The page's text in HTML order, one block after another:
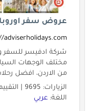
عروض سفر اوروبا
adviserholidays.com
شركة ادفيسر للسفر
مختلف الوجهات
من الاردن، افضل
الزيارات: 9695 | التقييم: 0 | المقيّمين: 0 | الدولة:
اللغة: عربي